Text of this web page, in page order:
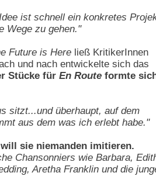
ist schnell ein konkretes
Wege zu gehen."
Future is Here ließ KritikerInnen
und nach entwickelte sich das
Stücke für En Route formte
sitzt...und überhaupt, auf dem
aus dem was ich erlebt habe."
sie niemanden imitieren.
Chansonniers wie Barbara,
Aretha Franklin und die